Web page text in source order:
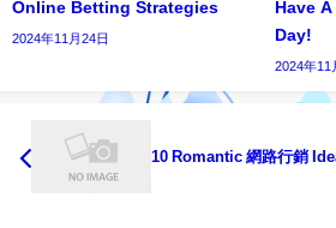
Online Betting Strategies
2024年11月24日
Have
Day!
2024年11
10 Romantic 網路行銷